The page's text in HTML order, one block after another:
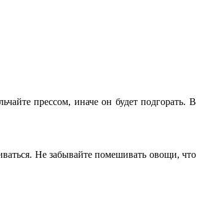
прессом, иначе он будет подгорать. В
Не забывайте помешивать овощи, что